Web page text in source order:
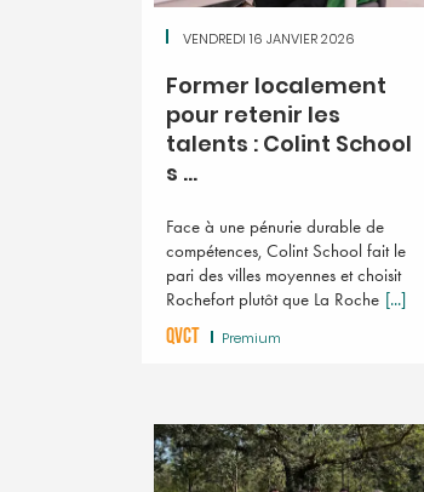
VENDREDI 16 JANVIER 2026
Former localement
pour retenir les
talents : Colint School
s ...
Face à une pénurie durable de
compétences, Colint School fait le
pari des villes moyennes et choisit
Rochefort plutôt que La Roche [...]
QVCT Premium